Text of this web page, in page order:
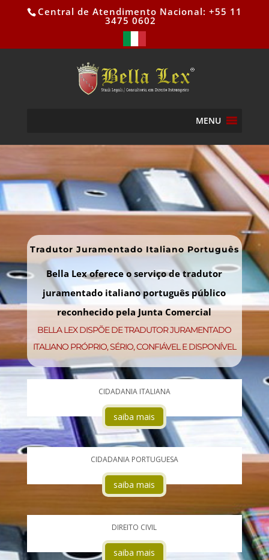
Central de Atendimento Nacional: +55 11
3475 0602
MENU
Tradutor Juramentado Italiano Português
Bella Lex oferece o serviço de tradutor
juramentado italiano português público
reconhecido pela Junta Comercial
BELLA LEX DISPÕE DE TRADUTOR JURAMENTADO
ITALIANO PRÓPRIO, SÉRIO, CONFIÁVEL E DISPONÍVEL
CIDADANIA ITALIANA
saiba mais
CIDADANIA PORTUGUESA
saiba mais
DIREITO CIVIL
saiba mais